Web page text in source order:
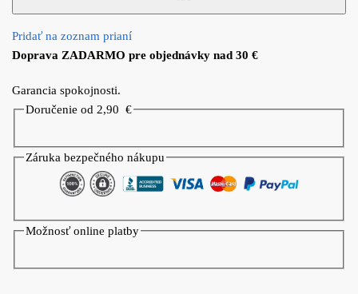
Pridať na zoznam prianí
Doprava ZADARMO pre objednávky nad 30 €
Garancia spokojnosti.
Doručenie od 2,90€
Záruka bezpečného nákupu
Možnosť online platby